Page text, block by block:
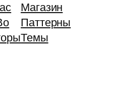
Магазин
Паттерны
Темы